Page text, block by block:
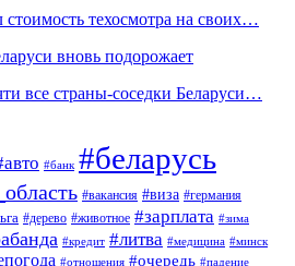
стоимость техосмотра на своих…
вновь подорожает
все страны-соседки Беларуси…
#банк #беларусь
#вакансия #виза #германия
#дерево #животное #зарплата #зима
#кредит #литва #медицина #минск
#отношения #очередь #падение